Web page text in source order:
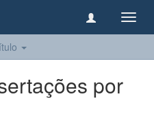
por